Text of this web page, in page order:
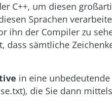
C++, um diesen
Sprachen
ihn der Compiler zu
sämtliche
in eine unbedeutende
die Sie dann mittels